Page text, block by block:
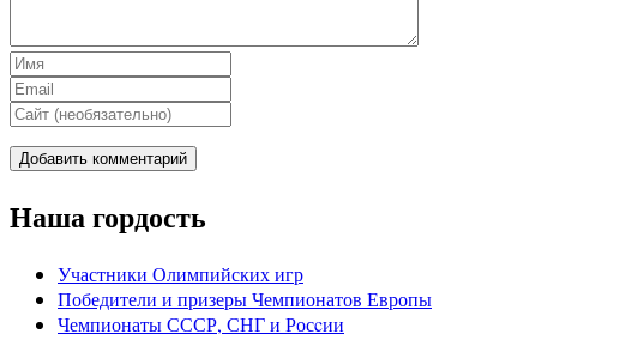
Наша гордость
Участники Олимпийских игр
Победители и призеры Чемпионатов Европы
Чемпионаты СССР, СНГ и Росcии